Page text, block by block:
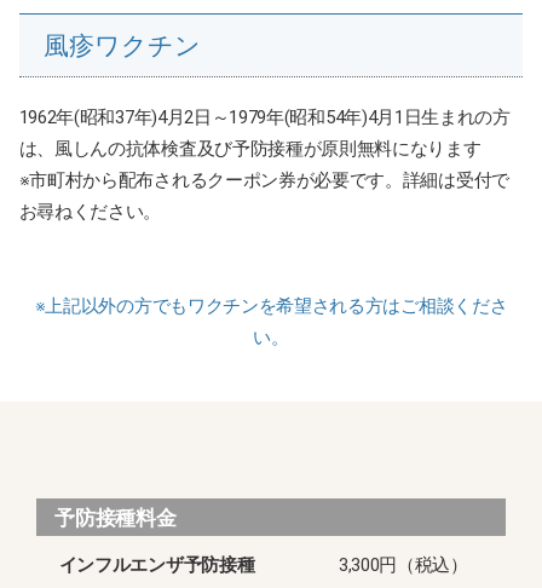
風疹ワクチン
1962年(昭和37年)4月2日～1979年(昭和54年)4月1日生まれの方
は、風しんの抗体検査及び予防接種が原則無料になります
※市町村から配布されるクーポン券が必要です。詳細は受付で
お尋ねください。
※上記以外の方でもワクチンを希望される方はご相談くださ
い。
予防接種料金
インフルエンザ予防接種
3,300円（税込）